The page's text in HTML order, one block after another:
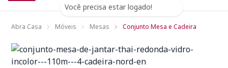
Você precisa estar logado!
Abra Casa Móveis Mesas Conjunto Mesa e Cadeira